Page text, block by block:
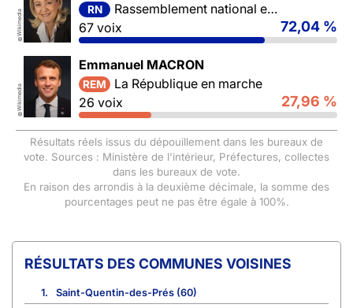
©
Wikimedia RN
Rassemblement national et ses alliés
67 voix
72,04 %
©
Wikimedia
Emmanuel MACRON
REM
La République en marche
26 voix
27,96 %
Résultats réels issus du dépouillement dans les bureaux de
vote. Sources : Ministère de l'intérieur, Préfectures, collectes
dans les bureaux de vote.
En raison des arrondis à la deuxième décimale, la somme des
pourcentages peut ne pas être égale à 100%.
COMMUNES VOISINES
1.
Saint-Quentin-des-Prés (60)